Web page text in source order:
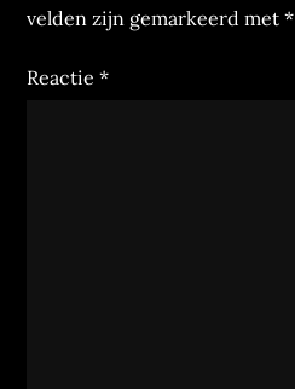
velden zijn gemarkeerd met*
Reactie*